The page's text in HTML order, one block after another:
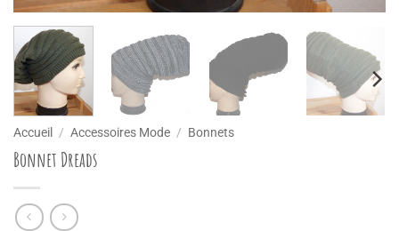
Accueil / Accessoires Mode / Bonnets
Bonnet Dreads